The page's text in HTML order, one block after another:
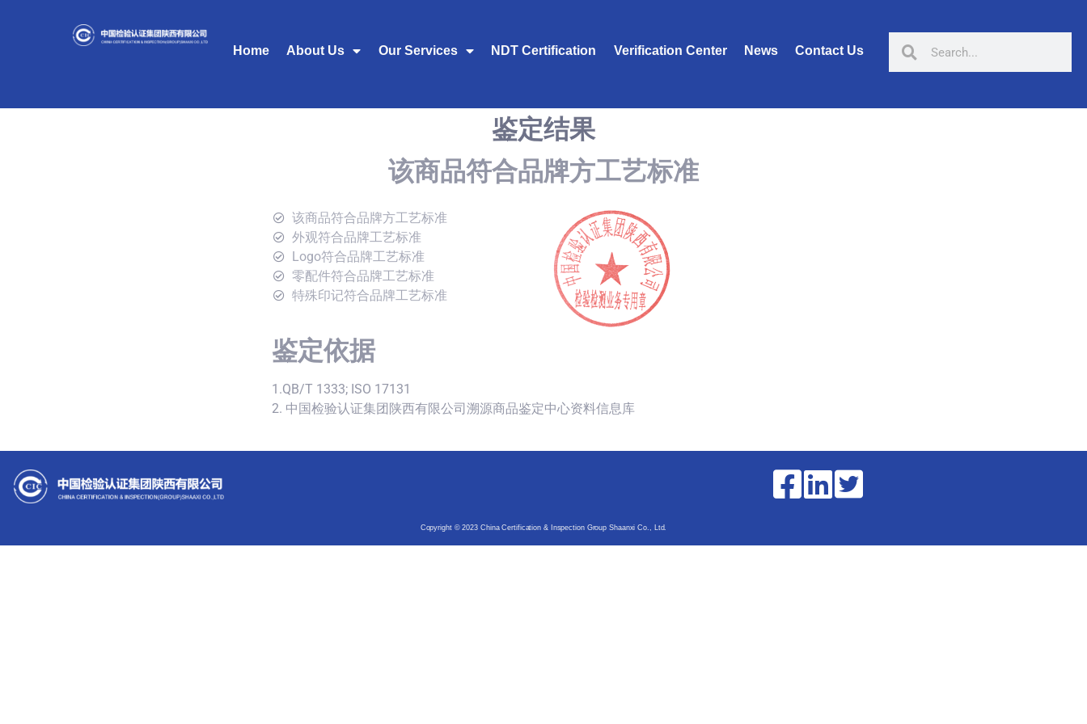
Home About Us Our Services NDT Certification Verification Center News Contact Us
鉴定结果
该商品符合品牌方工艺标准
该商品符合品牌方工艺标准
外观符合品牌工艺标准
Logo符合品牌工艺标准
零配件符合品牌工艺标准
特殊印记符合品牌工艺标准
鉴定依据
1.QB/T 1333; ISO 17131
2. 中国检验认证集团陕西有限公司溯源商品鉴定中心资料信息库
Copyright © 2023 China Certification & Inspection Group Shaanxi Co., Ltd.